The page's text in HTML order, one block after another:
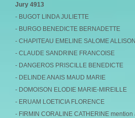
Jury 4913
- BUGOT LINDA JULIETTE
- BURGO BENEDICTE BERNADETTE
- CHAPITEAU EMELINE SALOME
- CLAUDE SANDRINE FRANCOISE
- DANGEROS PRISCILLE BENEDICTE
- DELINDE ANAIS MAUD MARIE
- DOMOISON ELODIE MARIE-MIREILLE
- ERUAM LOETICIA FLORENCE
- FIRMIN CORALINE CATHERINE mention